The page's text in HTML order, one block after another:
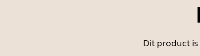
Dit product